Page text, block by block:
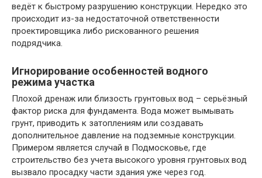
ведёт к быстрому разрушению конструкции. Нередко это
происходит из-за недостаточной ответственности
проектировщика либо рискованного решения
подрядчика.
Игнорирование особенностей водного
режима участка
Плохой дренаж или близость грунтовых вод – серьёзный
фактор риска для фундамента. Вода может вымывать
грунт, приводить к затоплениям или создавать
дополнительное давление на подземные конструкции.
Примером является случай в Подмосковье, где
строительство без учета высокого уровня грунтовых вод
вызвало просадку части здания уже через год.